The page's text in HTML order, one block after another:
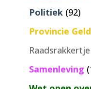
Politiek(92)
Provincie
Samenleving